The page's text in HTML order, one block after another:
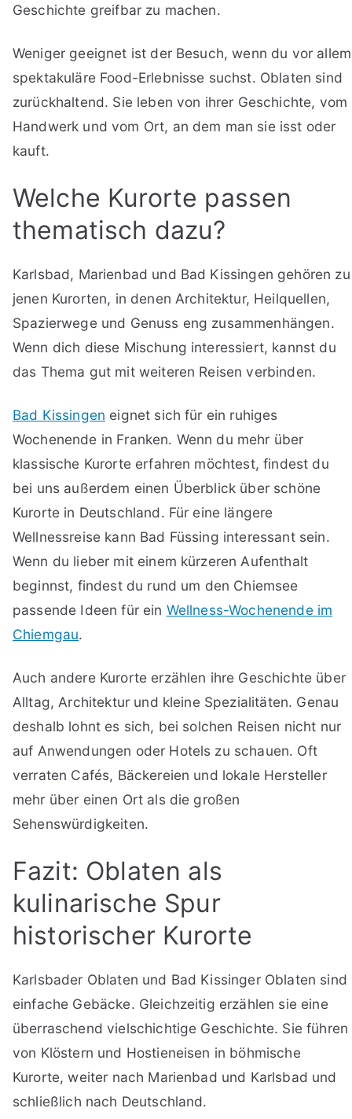
Geschichte greifbar zu machen.
Weniger geeignet ist der Besuch, wenn du vor allem
spektakuläre Food-Erlebnisse suchst. Oblaten sind
zurückhaltend. Sie leben von ihrer Geschichte, vom
Handwerk und vom Ort, an dem man sie isst oder
kauft.
Welche Kurorte passen
thematisch dazu?
Karlsbad, Marienbad und Bad Kissingen gehören zu
jenen Kurorten, in denen Architektur, Heilquellen,
Spazierwege und Genuss eng zusammenhängen.
Wenn dich diese Mischung interessiert, kannst du
das Thema gut mit weiteren Reisen verbinden.
Bad Kissingen eignet sich für ein ruhiges
Wochenende in Franken. Wenn du mehr über
klassische Kurorte erfahren möchtest, findest du
bei uns außerdem einen Überblick über schöne
Kurorte in Deutschland. Für eine längere
Wellnessreise kann Bad Füssing interessant sein.
Wenn du lieber mit einem kürzeren Aufenthalt
beginnst, findest du rund um den Chiemsee
passende Ideen für ein Wellness-Wochenende im
Chiemgau.
Auch andere Kurorte erzählen ihre Geschichte über
Alltag, Architektur und kleine Spezialitäten. Genau
deshalb lohnt es sich, bei solchen Reisen nicht nur
auf Anwendungen oder Hotels zu schauen. Oft
verraten Cafés, Bäckereien und lokale Hersteller
mehr über einen Ort als die großen
Sehenswürdigkeiten.
Fazit: Oblaten als
kulinarische Spur
historischer Kurorte
Karlsbader Oblaten und Bad Kissinger Oblaten sind
einfache Gebäcke. Gleichzeitig erzählen sie eine
überraschend vielschichtige Geschichte. Sie führen
von Klöstern und Hostieneisen in böhmische
Kurorte, weiter nach Marienbad und Karlsbad und
schließlich nach Deutschland.